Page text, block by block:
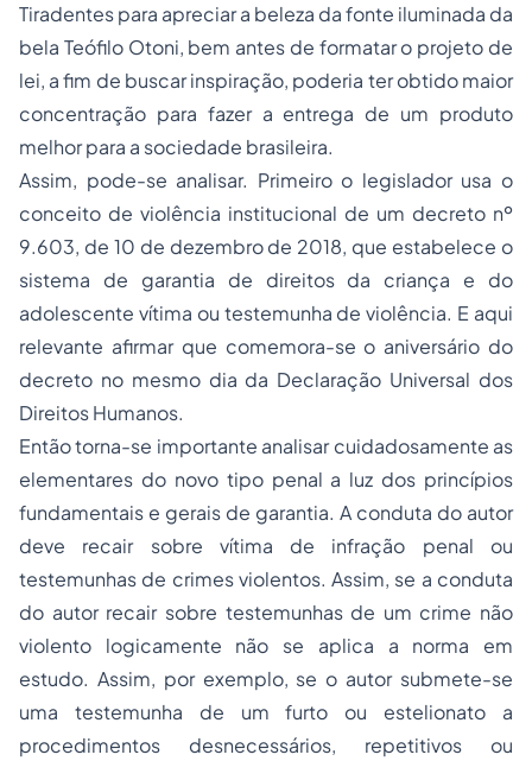
Tiradentes para apreciar a beleza da fonte iluminada da
bela Teófilo Otoni, bem antes de formatar o projeto de
lei, a fim de buscar inspiração, poderia ter obtido maior
concentração para fazer a entrega de um produto
melhor para a sociedade brasileira.
Assim, pode-se analisar. Primeiro o legislador usa o
conceito de violência institucional de um decreto nº
9.603, de 10 de dezembro de 2018, que estabelece o
sistema de garantia de direitos da criança e do
adolescente vítima ou testemunha de violência. E aqui
relevante afirmar que comemora-se o aniversário do
decreto no mesmo dia da Declaração Universal dos
Direitos Humanos.
Então torna-se importante analisar cuidadosamente as
elementares do novo tipo penal a luz dos princípios
fundamentais e gerais de garantia. A conduta do autor
deve recair sobre vítima de infração penal ou
testemunhas de crimes violentos. Assim, se a conduta
do autor recair sobre testemunhas de um crime não
violento logicamente não se aplica a norma em
estudo. Assim, por exemplo, se o autor submete-se
uma testemunha de um furto ou estelionato a
procedimentos desnecessários, repetitivos ou